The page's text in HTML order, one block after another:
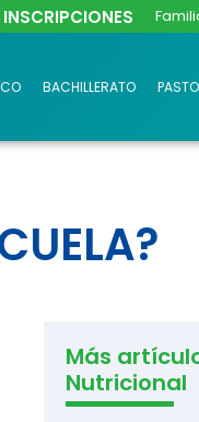
INSCRIPCIONES
BACHILLERATO
Más
Nutricional